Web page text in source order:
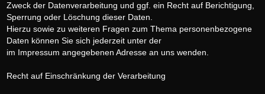
Zweck der Datenverarbeitung und ggf. ein Recht auf Berichtigung,
Sperrung oder Löschung dieser Daten.
Hierzu sowie zu weiteren Fragen zum Thema personenbezogene
Daten können Sie sich jederzeit unter der
im Impressum angegebenen Adresse an uns wenden.
Recht auf Einschränkung der Verarbeitung